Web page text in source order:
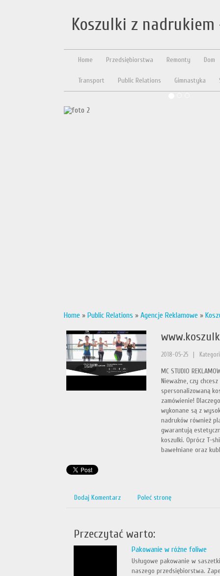
Koszulki z
Home Przedsiębiorstwa Remonty Dom
Transport Public Relations Gimnastyka
Home » Public Relations » Agencje Reklamowe »
2018-05-25
MC STUDIO
Nieważne, czy
spersonalizowaną
zamówienie!
wykonane są z
nadruków również
gwarantują
koszulki. Oprócz T-
bawełniane oraz
Dodaj Komentarz Poleć stronę
Przeczytać warto:
Pakowanie w różne foliwe
Usługowe pakowanie w
naszego przedsiębiorstwa.